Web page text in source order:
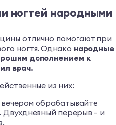
ногтей народными
отлично помогают при
ногтя. Однако народные
дополнением к
врач.
из них:
обрабатывайте
Двухдневный перерыв – и